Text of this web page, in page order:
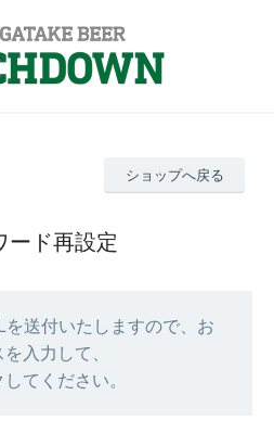
ショップへ戻る
ード再設定
送付いたしますので、お
入力して、
てください。